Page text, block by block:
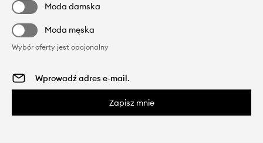
Moda damska
Moda męska
Wybór oferty jest opcjonalny
Zapisz mnie